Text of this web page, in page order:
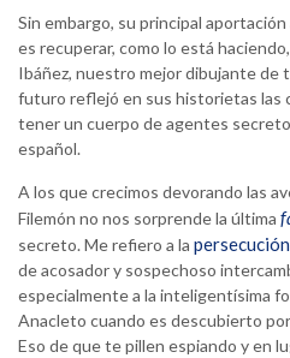
Sin embargo, su principal
es recuperar, como lo está
Ibáñez, nuestro mejor dibujante de
futuro reflejó en sus historietas las
tener un cuerpo de agentes
español.
A los que crecimos devorando las
Filemón no nos sorprende la última
secreto. Me refiero a la
de acosador y sospechoso
especialmente a la inteligentísima
Anacleto cuando es descubierto
Eso de que te pillen espiando y en